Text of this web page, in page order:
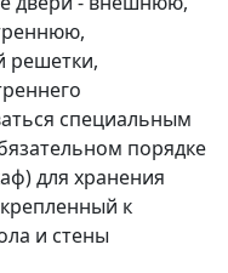
решетки,
специальным
порядке
для хранения
к
и стены